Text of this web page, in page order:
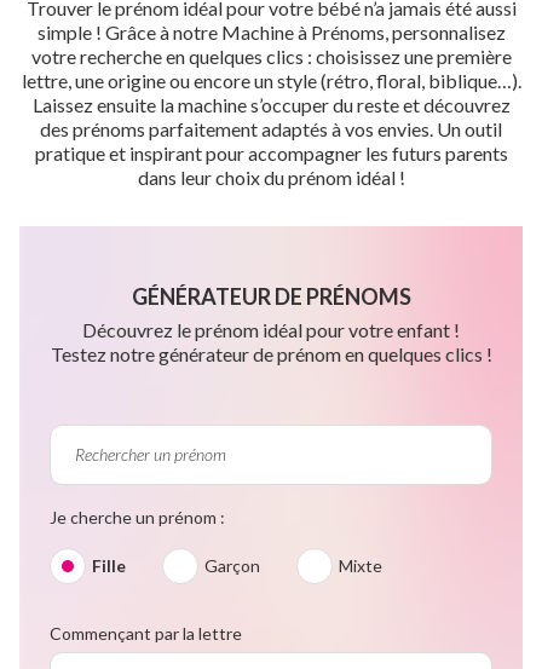
Trouver le prénom idéal pour votre bébé n’a jamais été aussi
simple ! Grâce à notre Machine à Prénoms, personnalisez
votre recherche en quelques clics : choisissez une première
lettre, une origine ou encore un style (rétro, floral, biblique…).
Laissez ensuite la machine s’occuper du reste et découvrez
des prénoms parfaitement adaptés à vos envies. Un outil
pratique et inspirant pour accompagner les futurs parents
dans leur choix du prénom idéal !
GÉNÉRATEUR DE PRÉNOMS
Découvrez le prénom idéal pour votre enfant !
Testez notre générateur de prénom en quelques clics !
Je cherche un prénom :
Fille Garçon Mixte
Commençant par la lettre